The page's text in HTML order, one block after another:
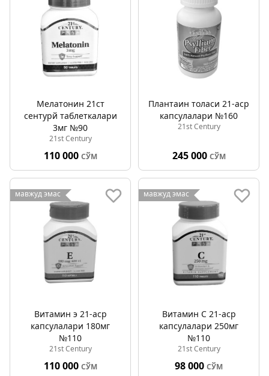
Мелатонин 21ст
cентурй таблеткалари
3мг №90
21st Century
110 000 СЎМ
Плантаин толаси 21-аср
капсулалари №160
21st Century
245 000 СЎМ
мавжуд эмас
Витамин э 21-аср
капсулалари 180мг
№110
21st Century
110 000 СЎМ
мавжуд эмас
Витамин C 21-аср
капсулалари 250мг
№110
21st Century
98 000 СЎМ